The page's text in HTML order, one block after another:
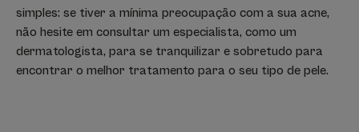
simples: se tiver a mínima preocupação com a sua acne,
não hesite em consultar um especialista, como um
dermatologista, para se tranquilizar e sobretudo para
encontrar o melhor tratamento para o seu tipo de pele.